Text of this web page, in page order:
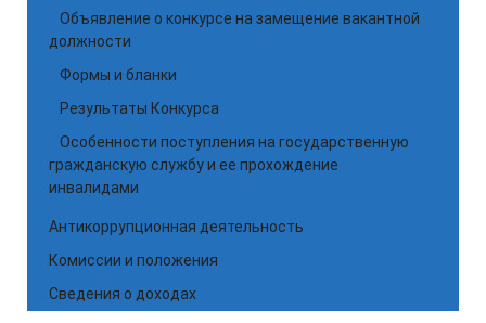
Объявление о конкурсе на замещение вакантной
должности
Формы и бланки
Результаты Конкурса
Особенности поступления на государственную
гражданскую службу и ее прохождение
инвалидами
Антикоррупционная деятельность
Комиссии и положения
Сведения о доходах